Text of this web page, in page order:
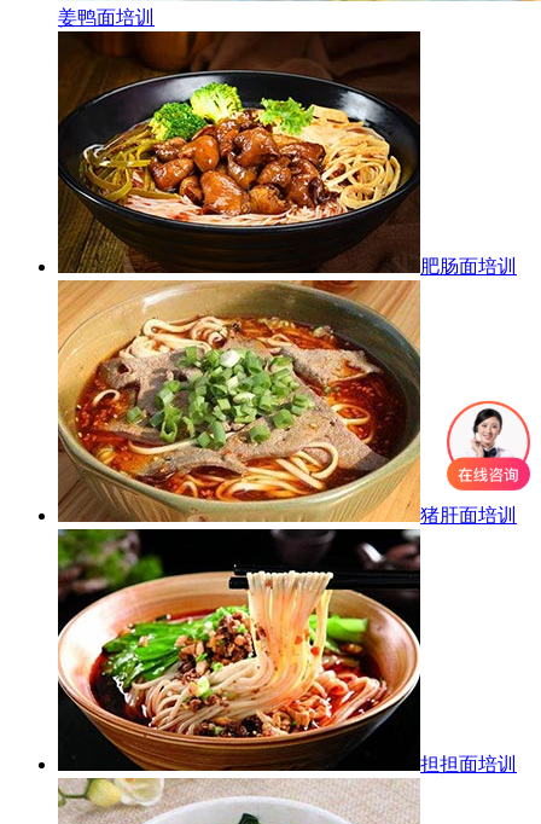
姜鸭面培训
肥肠面培训
猪肝面培训
担担面培训